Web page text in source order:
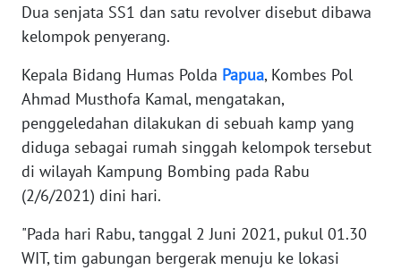
Dua senjata SS1 dan satu revolver disebut dibawa
kelompok penyerang.
Kepala Bidang Humas Polda Papua, Kombes Pol
Ahmad Musthofa Kamal, mengatakan,
penggeledahan dilakukan di sebuah kamp yang
diduga sebagai rumah singgah kelompok tersebut
di wilayah Kampung Bombing pada Rabu
(2/6/2021) dini hari.
"Pada hari Rabu, tanggal 2 Juni 2021, pukul 01.30
WIT, tim gabungan bergerak menuju ke lokasi
KAMI
MEDIA
SIBER
REDAKSI
KARIR
DISCLAIMER